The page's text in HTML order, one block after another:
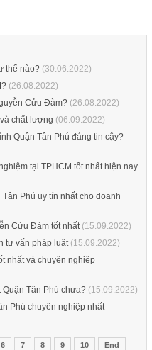
thế nào?(30.06.2022)
(26.08.2022)
Cửu Đàm?(26.08.2022)
chất lượng (06.09.2022)
Quận Tân Phú đáng tin cậy?
tại TPHCM tốt nhất hiện nay
Phú uy tín nhất cho doanh
Cửu Đàm tốt nhất(15.09.2022)
tư vấn pháp luật(15.09.2022)
nhất và chuyên nghiệp
Quận Tân Phú chưa?(15.09.2022)
Phú chuyên nghiệp nhất
6 7 8 9 10 End